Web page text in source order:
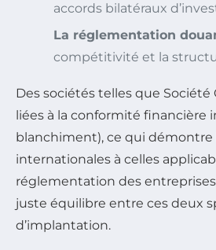
accords bilatéraux
La réglementation
compétitivité et la
Des sociétés telles que
liées à la conformité
blanchiment), ce qui
internationales à celles
réglementation des
juste équilibre entre ces deux
d’implantation.